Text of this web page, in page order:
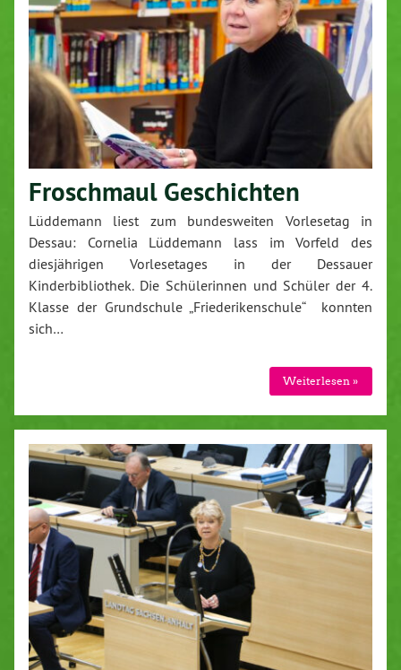
Froschmaul Geschichten
Lüddemann liest zum bundesweiten Vorlesetag in
Dessau: Cornelia Lüddemann lass im Vorfeld des
diesjährigen Vorlesetages in der Dessauer
Kinderbibliothek. Die Schülerinnen und Schüler der 4.
Klasse der Grundschule „Friederikenschule“ konnten
sich…
Weiterlesen »